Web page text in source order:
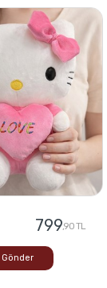
799,90 TL
Gönder